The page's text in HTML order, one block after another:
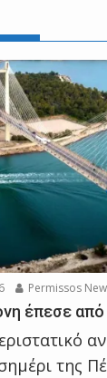
Permissos
έπεσε
της